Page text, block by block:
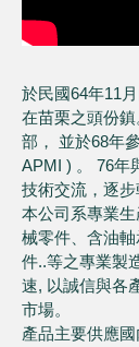
於民國64年11
在苗栗之頭份
部， 並於68年
APMI ) 。 76年
技術交流，逐步
本公司系專業
械零件、含油
件..等之專業製
速, 以誠信與各
市場。
產品主要供應